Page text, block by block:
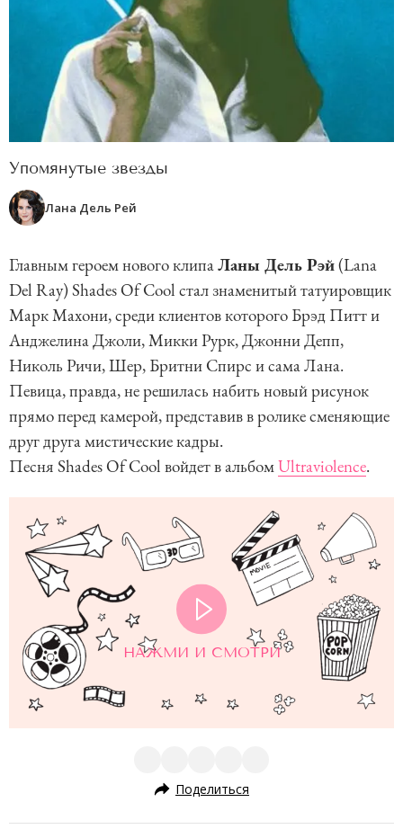
Упомянутые звезды
Лана Дель Рей
Главным героем нового клипаЛаны Дель Рэй(Lana
Del Ray) Shades Of Cool стал знаменитый татуировщик
Марк Махони, среди клиентов которого Брэд Питт и
Анджелина Джоли, Микки Рурк, Джонни Депп,
Николь Ричи, Шер, Бритни Спирс и сама Лана.
Певица, правда, не решилась набить новый рисунок
прямо перед камерой, представив в ролике сменяющие
друг друга мистические кадры.
Песня Shades Of Cool войдет в альбомUltraviolence.
НАЖМИ И СМОТРИ
Поделиться